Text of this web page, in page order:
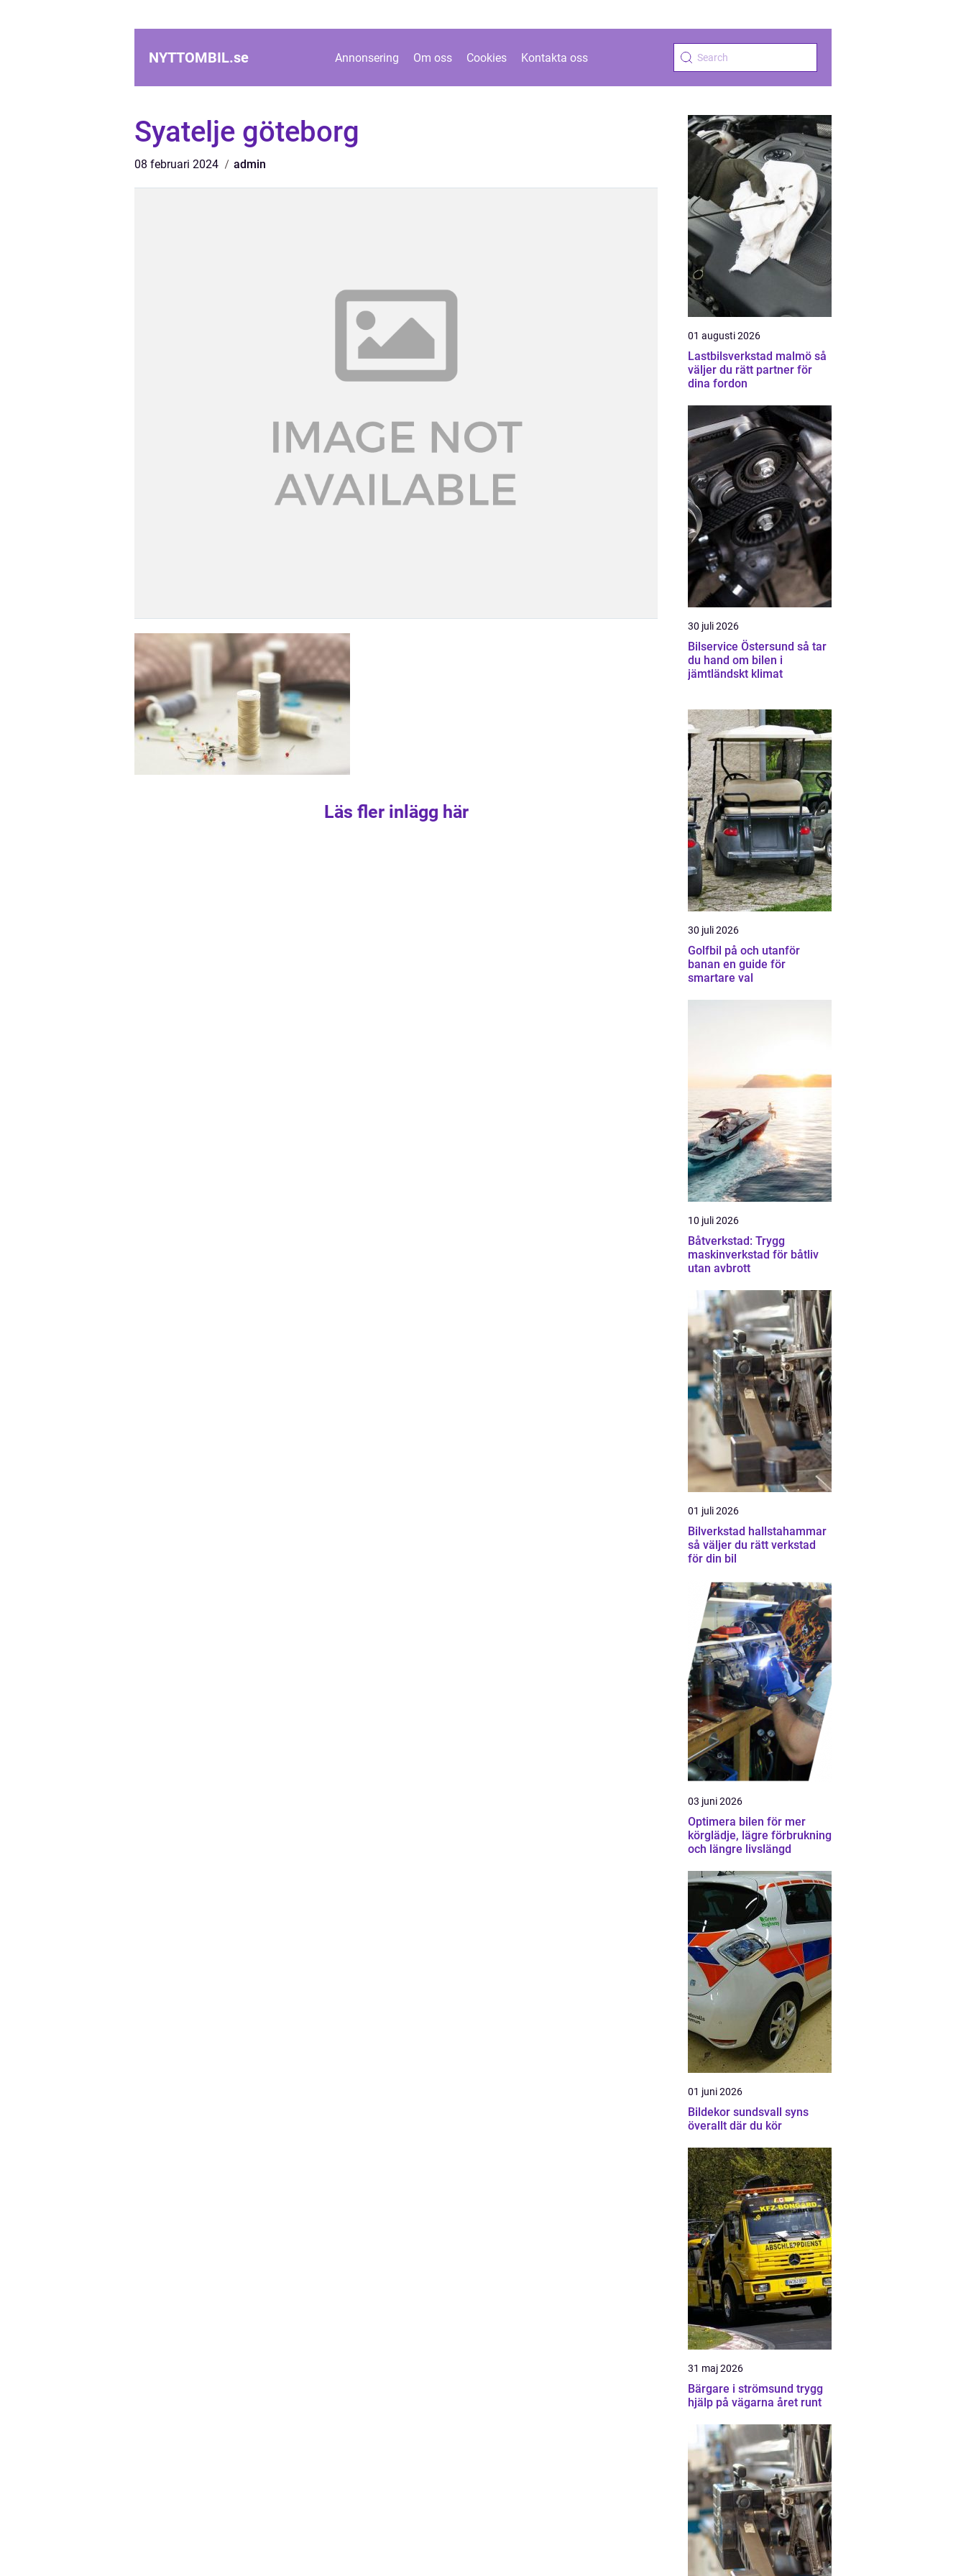
NYTTOMBIL.se Annonsering Om oss Cookies Kontakta oss
Syatelje göteborg
08 februari 2024 admin
Läs fler inlägg här
01 augusti 2026
Lastbilsverkstad malmö så
väljer du rätt partner för
dina fordon
30 juli 2026
Bilservice Östersund så tar
du hand om bilen i
jämtländskt klimat
30 juli 2026
Golfbil på och utanför
banan en guide för
smartare val
10 juli 2026
Båtverkstad: Trygg
maskinverkstad för båtliv
utan avbrott
01 juli 2026
Bilverkstad hallstahammar
så väljer du rätt verkstad
för din bil
03 juni 2026
Optimera bilen för mer
körglädje, lägre förbrukning
och längre livslängd
01 juni 2026
Bildekor sundsvall syns
överallt där du kör
31 maj 2026
Bärgare i strömsund trygg
hjälp på vägarna året runt